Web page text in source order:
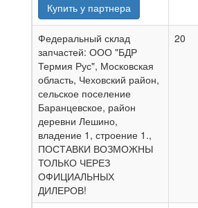
Купить у партнера
Федеральный склад
запчастей: ООО "БДР
Термия Рус", Московская
область, Чеховский район,
сельское поселение
Баранцевское, район
деревни Лешино,
владение 1, строение 1.,
ПОСТАВКИ ВОЗМОЖНЫ
ТОЛЬКО ЧЕРЕЗ
ОФИЦИАЛЬНЫХ
ДИЛЕРОВ!
20